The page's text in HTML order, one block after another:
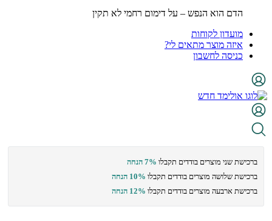
הדם הוא הנפש – על דימום רחמי לא תקין
מועדון לקוחות
איזה מוצר מתאים לי?
כניסה לחשבון
ברכישת שני מוצרים בודדים תקבלו 7% הנחה
ברכישת שלושה מוצרים בודדים תקבלו 10% הנחה
ברכישת ארבעה מוצרים בודדים תקבלו 12% הנחה